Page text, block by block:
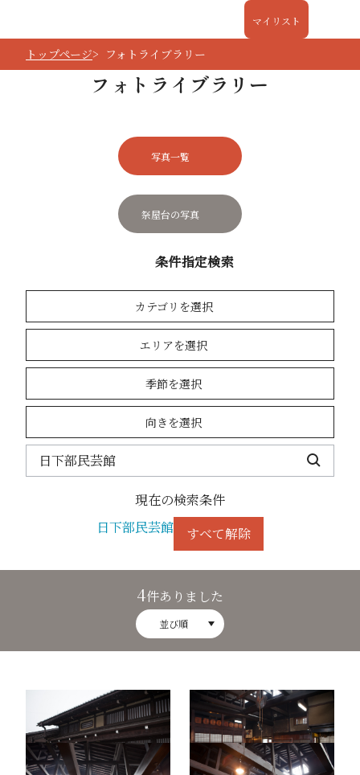
マイリスト
トップページ フォトライブラリー
フォトライブラリー
写真一覧
祭屋台の写真
条件指定検索
カテゴリを選択
エリアを選択
季節を選択
向きを選択
現在の検索条件
日下部民芸館
すべて解除
4件ありました
並び順
日下部民藝館2 日下部民藝館3
日下部民藝館1 日下部民藝館4